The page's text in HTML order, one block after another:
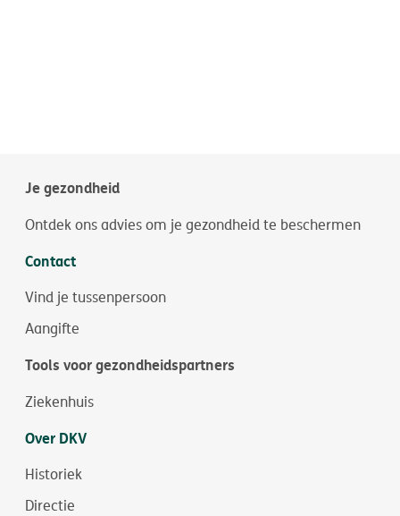
Je gezondheid
Ontdek ons advies om je gezondheid te beschermen
Contact
Vind je tussenpersoon
Aangifte
Tools voor gezondheidspartners
Ziekenhuis
Over DKV
Historiek
Directie